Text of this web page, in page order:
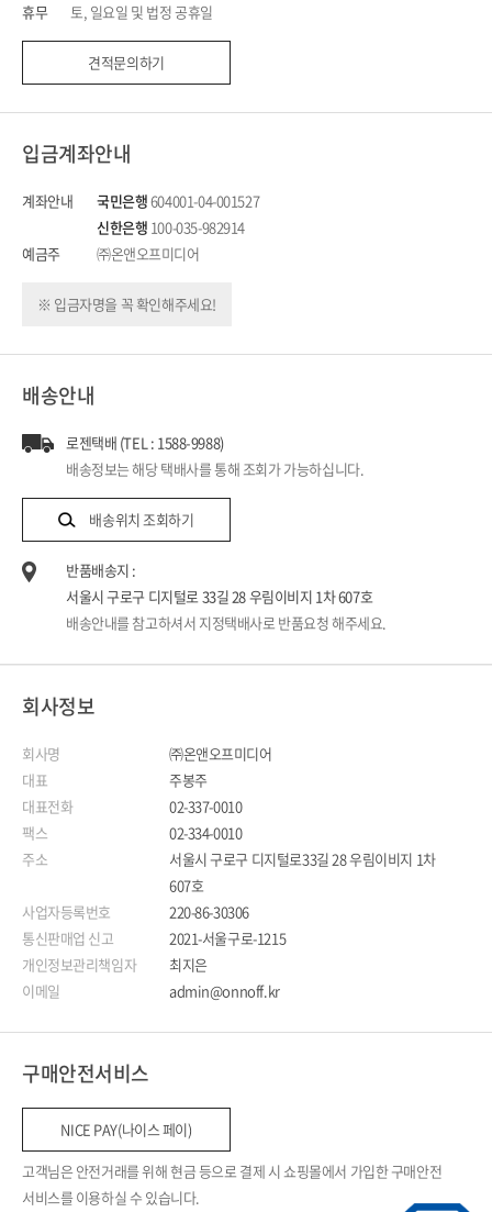
휴무
토, 일요일 및 법정 공휴일
견적문의하기
입금계좌안내
계좌안내 국민은행604001-04-001527
신한은행 100-035-982914
예금주
㈜온앤오프미디어
※ 입금자명을 꼭 확인해주세요!
배송안내
로젠택배 (TEL : 1588-9988)
배송정보는 해당 택배사를 통해 조회가 가능하십니다.
배송위치 조회하기
반품배송지 :
서울시 구로구 디지털로 33길 28 우림이비지 1차 607호
배송안내를 참고하셔서 지정택배사로 반품요청 해주세요.
회사정보
회사명
㈜온앤오프미디어
대표
주봉주
대표전화
02-337-0010
팩스
02-334-0010
주소
서울시 구로구 디지털로33길 28 우림이비지 1차
607호
사업자등록번호
220-86-30306
통신판매업 신고
2021-서울구로-1215
개인정보관리책임자
최지은
이메일
admin@onnoff.kr
구매안전서비스
NICE PAY(나이스 페이)
고객님은 안전거래를 위해 현금 등으로 결제 시 쇼핑몰에서 가입한 구매안전
서비스를 이용하실 수 있습니다.